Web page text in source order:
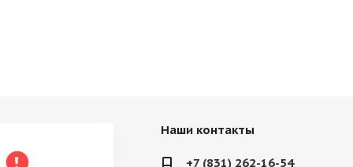
Наши контакты
+7 (831) 262-16-54